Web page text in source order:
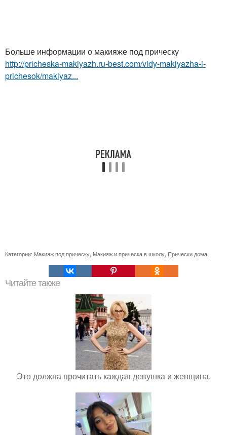
Больше информации о макияже под прическу
http://pricheska-makiyazh.ru-best.com/vidy-makiyazha-i-
prichesok/makiyaz...
Категории: Макияж под прическу Макияж и прическа в школу Прически дома
Читайте также
Это должна прочитать каждая девушка и женщина.